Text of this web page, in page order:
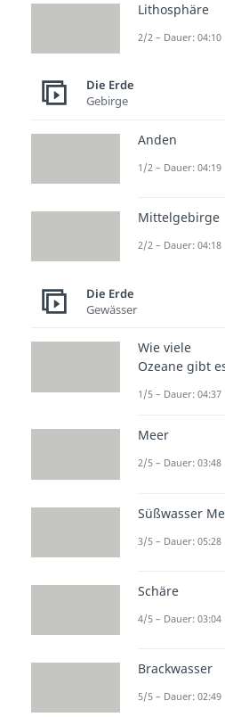
Zeitzonen
zur
Du weißt
um jeweils eine
unterscheiden.
an es einem
so ist in der
neuer Tag
Damit ist aber
verbunden. Das
zwei Bereiche
Um die Erde
Datumsbereiche
benötigst du
Grenze ist dort,
ist. Denn da
neuen Tag über.
Erdrotationund
Position.
Die zweite
dagegen immer
Lithosphäre
2/2 – Dauer: 04:10
Die Erde
Gebirge
Anden
1/2 – Dauer: 04:19
Mittelgebirge
2/2 – Dauer: 04:18
Die Erde
Gewässer
Wie viele
Ozeane gibt
1/5 – Dauer: 04:37
Meer
2/5 – Dauer: 03:48
Süßwasser
3/5 – Dauer: 05:28
Schäre
4/5 – Dauer: 03:04
Brackwasser
5/5 – Dauer: 02:49